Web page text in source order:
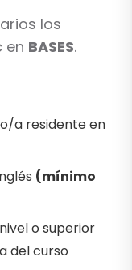
los
en BASES.
a residente en
(mínimo
o superior
del curso